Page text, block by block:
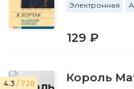
Электронная
129 ₽
4.3 / 728 Король